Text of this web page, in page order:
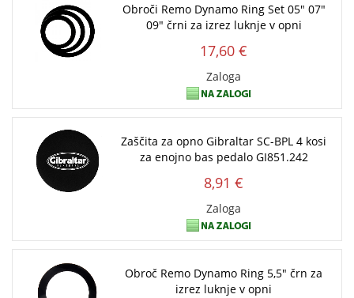
Obroči Remo Dynamo Ring Set 05" 07"
09" črni za izrez luknje v opni
17,60 €
Zaloga
Zaščita za opno Gibraltar SC-BPL 4 kosi
za enojno bas pedalo GI851.242
8,91 €
Zaloga
Obroč Remo Dynamo Ring 5,5" črn za
izrez luknje v opni